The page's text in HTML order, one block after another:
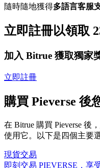
隨時隨地獲得多語言客服
立即註冊以領取
加入 Bitrue 獲取獨家
立即註冊
購買 Pieverse 後
在 Bitrue 購買 Pieverse 後
使用它。以下是四個主要
現貨交易
即刻交易 PIEVERSE，享